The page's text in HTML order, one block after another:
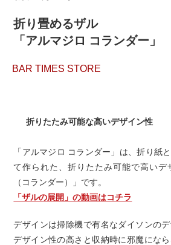
折り畳めるザル
「アルマジロ コランダー」
BAR TIMES STORE
折りたたみ可能な高いデザイン性
「アルマジロ コランダー」は、折り紙
て作られた、折りたたみ可能で高いデ
（コランダー）」です。
「ザルの展開」の動画はコチラ
デザインは掃除機で有名なダイソンの
デザイン性の高さと収納時に邪魔にな